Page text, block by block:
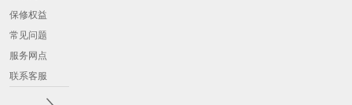
保修权益
常见问题
服务网点
联系客服